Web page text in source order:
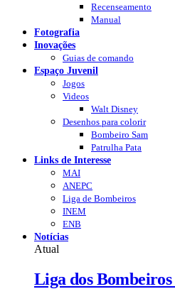
Recenseamento
Manual
Fotografia
Inovações
Guias de comando
Espaço Juvenil
Jogos
Videos
Walt Disney
Desenhos para colorir
Bombeiro Sam
Patrulha Pata
Links de Interesse
MAI
ANEPC
Liga de Bombeiros
INEM
ENB
Notícias
Atual
Liga dos